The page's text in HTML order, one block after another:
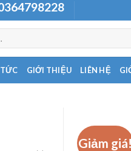
GIỚI THIỆU LIÊN HỆ
Giảm giá!